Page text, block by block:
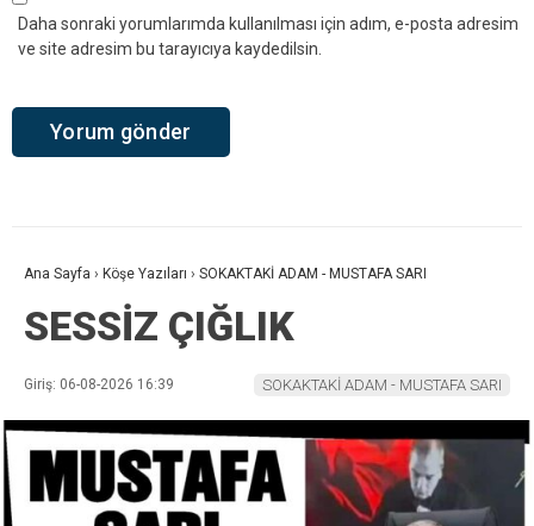
Daha sonraki yorumlarımda kullanılması için adım, e-posta adresim
ve site adresim bu tarayıcıya kaydedilsin.
Ana Sayfa › Köşe Yazıları › SOKAKTAKİ ADAM - MUSTAFA SARI
SESSİZ ÇIĞLIK
Giriş: 06-08-2026 16:39 SOKAKTAKİ ADAM - MUSTAFA SARI